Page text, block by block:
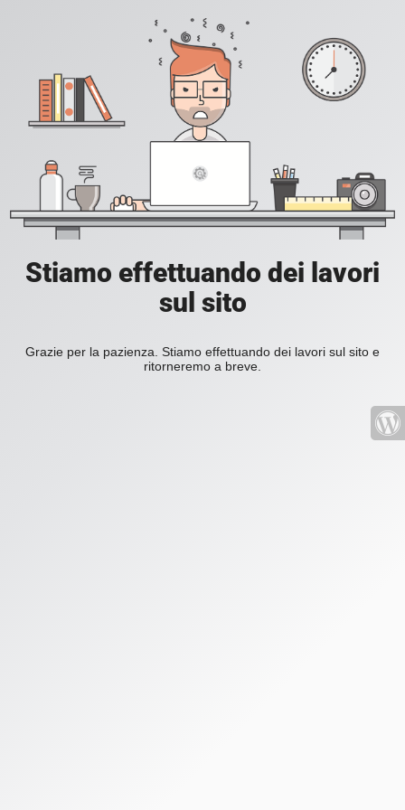
Stiamo effettuando dei lavori
sul sito
Grazie per la pazienza. Stiamo effettuando dei lavori sul sito e
ritorneremo a breve.